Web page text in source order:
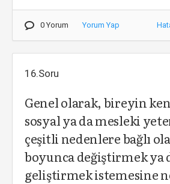
0 Yorum Yorum Yap
16.Soru
Genel olarak, bireyin
sosyal ya da mesleki
çeşitli nedenlere bağlı
boyunca değiştirmek ya
geliştirmek istemesine